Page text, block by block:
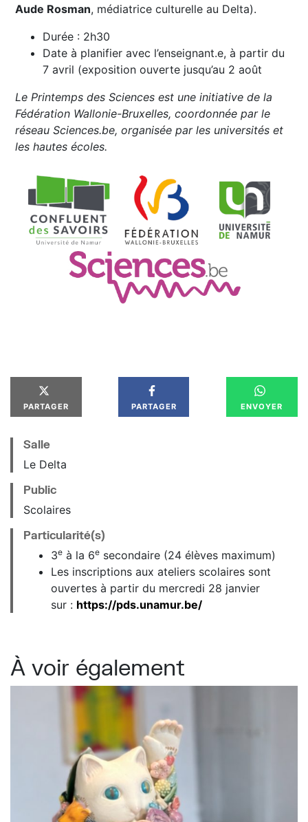
Aude Rosman, médiatrice culturelle au Delta).
Durée : 2h30
Date à planifier avec l’enseignant.e, à partir du
7 avril (exposition ouverte jusqu’au 2 août
Le Printemps des Sciences est une initiative de la
Fédération Wallonie-Bruxelles, coordonnée par le
réseau Sciences.be, organisée par les universités et
les hautes écoles.
PARTAGER PARTAGER ENVOYER
Salle
Le Delta
Public
Scolaires
Particularité(s)
3e à la 6e secondaire (24 élèves maximum)
Les inscriptions aux ateliers scolaires sont
ouvertes à partir du mercredi 28 janvier
sur : https://pds.unamur.be/
À voir également